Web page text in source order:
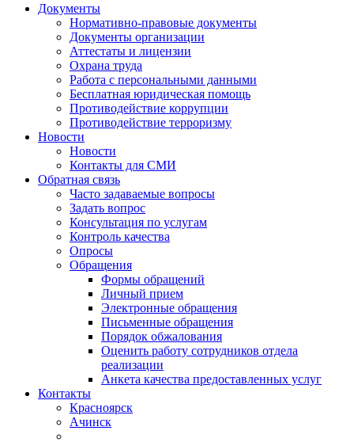
Документы
Нормативно-правовые документы
Документы организации
Аттестаты и лицензии
Охрана труда
Работа с персональными данными
Бесплатная юридическая помощь
Противодействие коррупции
Противодействие терроризму
Новости
Новости
Контакты для СМИ
Обратная связь
Часто задаваемые вопросы
Задать вопрос
Консультация по услугам
Контроль качества
Опросы
Обращения
Формы обращений
Личный прием
Электронные обращения
Письменные обращения
Порядок обжалования
Оценить работу сотрудников отдела
реализации
Анкета качества предоставленных услуг
Контакты
Красноярск
Ачинск